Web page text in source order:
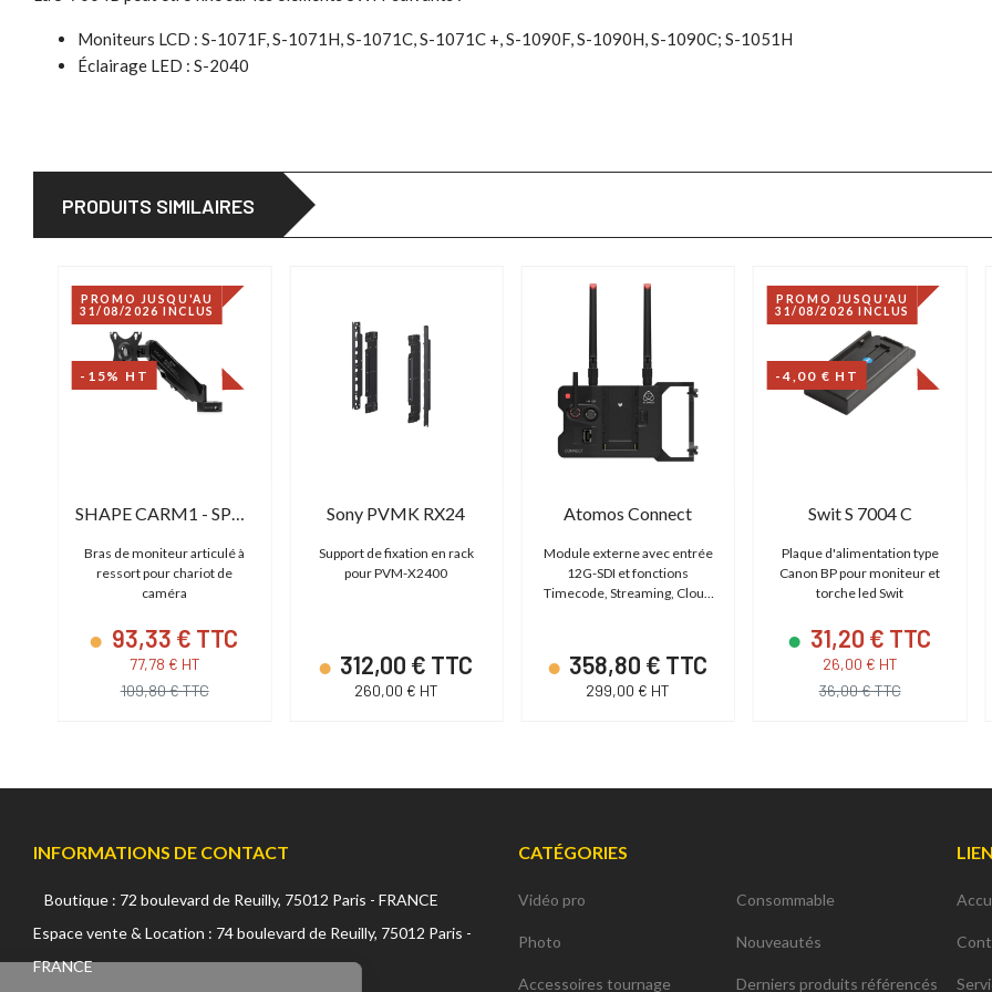
Moniteurs LCD : S-1071F, S-1071H, S-1071C, S-1071C +, S-1090F, S-1090H, S-1090C; S-1051H
Éclairage LED : S-2040
PRODUITS SIMILAIRES
PROMO JUSQU'AU
31/08/2026 INCLUS
-15% HT
SHAPE CARM1 - SPRING-LOADED ARTICULATED MONITOR
Bras de moniteur articulé à
ressort pour chariot de
caméra
93,33 € TTC
77,78 € HT
109,80 € TTC
Sony PVMK RX24
Support de fixation en rack
pour PVM-X2400
312,00 € TTC
260,00 € HT
Atomos Connect
Module externe avec entrée
12G-SDI et fonctions
Timecode, Streaming, Cloud
358,80 € TTC
299,00 € HT
PROMO JUSQU'AU
31/08/2026 INCLUS
-4,00 € HT
Swit S 7004 C
Plaque d'alimentation type
Canon BP pour moniteur et
torche led Swit
31,20 € TTC
26,00 € HT
36,00 € TTC
INFORMATIONS DE CONTACT
Boutique : 72 boulevard de Reuilly, 75012 Paris - FRANCE
Espace vente & Location : 74 boulevard de Reuilly, 75012 Paris -
FRANCE
CATÉGORIES
Vidéo pro
Photo
Accessoires tournage
Consommable
Nouveautés
Derniers produits référencés
Continuer sans accepter